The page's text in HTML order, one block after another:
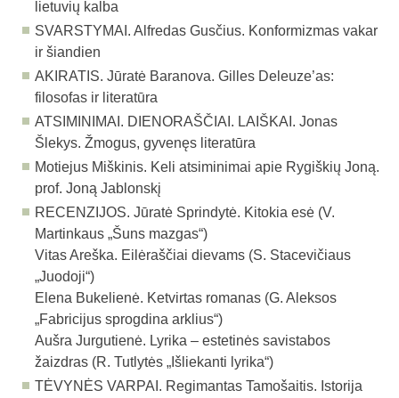
lietuvių kalba
SVARSTYMAI. Alfredas Gusčius. Konformizmas vakar
ir šiandien
AKIRATIS.Jūratė Baranova. Gilles Deleuze’as:
filosofas ir literatūra
ATSIMINIMAI. DIENORAŠČIAI. LAIŠKAI. Jonas
Šlekys. Žmogus, gyvenęs literatūra
Motiejus Miškinis. Keli atsiminimai apie Rygiškių Joną.
prof. Joną Jablonskį
RECENZIJOS. Jūratė Sprindytė. Kitokia esė (V.
Martinkaus „Šuns mazgas“)
Vitas Areška. Eilėraščiai dievams (S. Stacevičiaus
„Juodoji“)
Elena Bukelienė. Ketvirtas romanas (G. Aleksos
„Fabricijus sprogdina arklius“)
Aušra Jurgutienė. Lyrika – estetinės savistabos
žaizdras (R. Tutlytės „Išliekanti lyrika“)
TĖVYNĖS VARPAI. Regimantas Tamošaitis. Istorija